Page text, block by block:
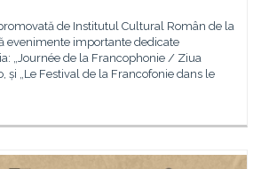
de Institutul Cultural Român de la
evenimente importante dedicate
„Journée de la Francophonie / Ziua
și „Le Festival de la Francofonie dans le